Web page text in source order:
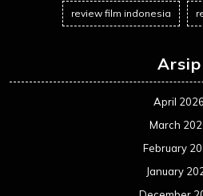
review film indonesia
Arsip
April 2026
March
February
January